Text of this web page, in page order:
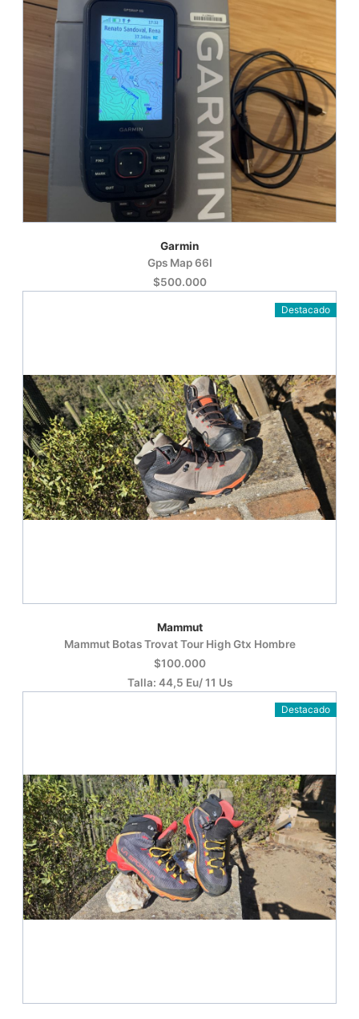
Garmin
Gps Map 66I
$500.000
Destacado
Mammut
Mammut Botas Trovat Tour High Gtx Hombre
$100.000
Talla: 44,5 Eu/ 11 Us
Destacado